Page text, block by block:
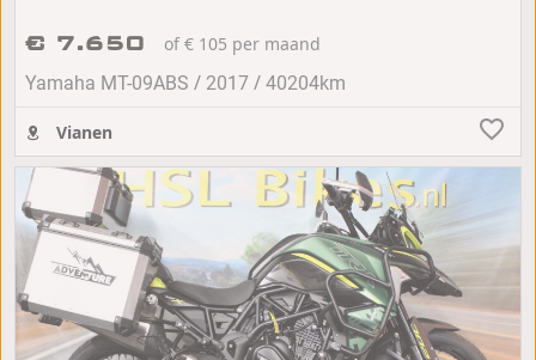
€ 7.650
of € 105 per maand
Yamaha MT-09ABS / 2017 / 40204km
Vianen